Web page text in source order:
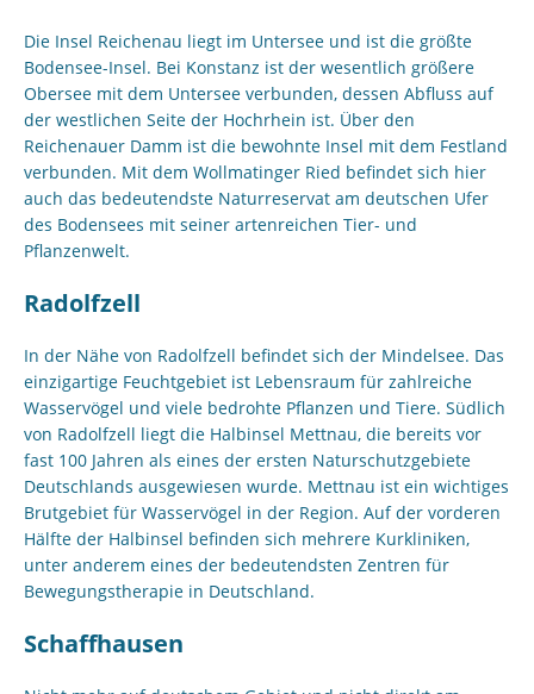
Die Insel Reichenau liegt im Untersee und ist die größte
Bodensee-Insel. Bei Konstanz ist der wesentlich größere
Obersee mit dem Untersee verbunden, dessen Abfluss auf
der westlichen Seite der Hochrhein ist. Über den
Reichenauer Damm ist die bewohnte Insel mit dem Festland
verbunden. Mit dem Wollmatinger Ried befindet sich hier
auch das bedeutendste Naturreservat am deutschen Ufer
des Bodensees mit seiner artenreichen Tier- und
Pflanzenwelt.
Radolfzell
In der Nähe von Radolfzell befindet sich der Mindelsee. Das
einzigartige Feuchtgebiet ist Lebensraum für zahlreiche
Wasservögel und viele bedrohte Pflanzen und Tiere. Südlich
von Radolfzell liegt die Halbinsel Mettnau, die bereits vor
fast 100 Jahren als eines der ersten Naturschutzgebiete
Deutschlands ausgewiesen wurde. Mettnau ist ein wichtiges
Brutgebiet für Wasservögel in der Region. Auf der vorderen
Hälfte der Halbinsel befinden sich mehrere Kurkliniken,
unter anderem eines der bedeutendsten Zentren für
Bewegungstherapie in Deutschland.
Schaffhausen